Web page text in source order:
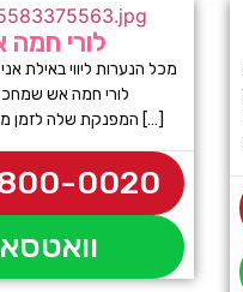
לורי חמה
מכל הנערות ליווי באילת
לורי חמה אש
המפנקת שלה לזמן מפנק שאי אפשר […]
0020